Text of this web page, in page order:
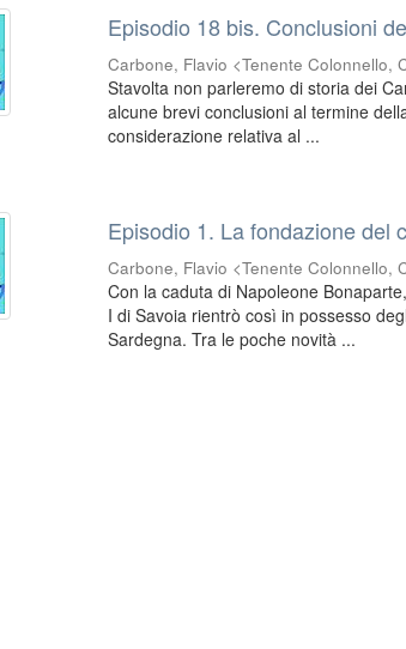
Episodio 18 bis. Conclusioni
Carbone, Flavio <Tenente Colonnello,
Stavolta non parleremo di storia dei
alcune brevi conclusioni al termine
considerazione relativa al ...
Episodio 1. La fondazione del
Carbone, Flavio <Tenente Colonnello,
Con la caduta di Napoleone
I di Savoia rientrò così in possesso
Sardegna. Tra le poche novità ...